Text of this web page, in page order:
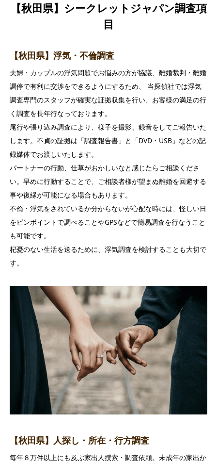
【秋田県】シークレットジャパン調査項
目
【秋田県】浮気・不倫調査
夫婦・カップルの浮気問題でお悩みの方が協議、離婚裁判・離婚
調停で有利に交渉をできるようにするため、 当探偵社では浮気
調査専門のスタッフが確実な証拠収集を行い、お客様の満足の行
く調査を長年行なっております。
尾行や張り込み調査により、様子を撮影、録音をしてご報告いた
します。不貞の証拠は「調査報告書」と「DVD・USB」などの記
録媒体でお渡しいたします。
パートナーの行動、仕草がおかしいなと感じたらご相談くださ
い。早めに行動することで、ご相談者様が望まぬ離婚を回避する
事や復縁が可能になる場合もあります。
不倫・浮気をされているか分からないが心配な時には、怪しい日
をピンポイントで調べることやGPSなどで簡易調査を行なうこと
も可能です。
杞憂のない生活を送るために、浮気調査を検討することも大切で
す。
【秋田県】人探し・所在・行方調査
毎年８万件以上にも及ぶ家出人捜索・調査依頼。未成年の家出か